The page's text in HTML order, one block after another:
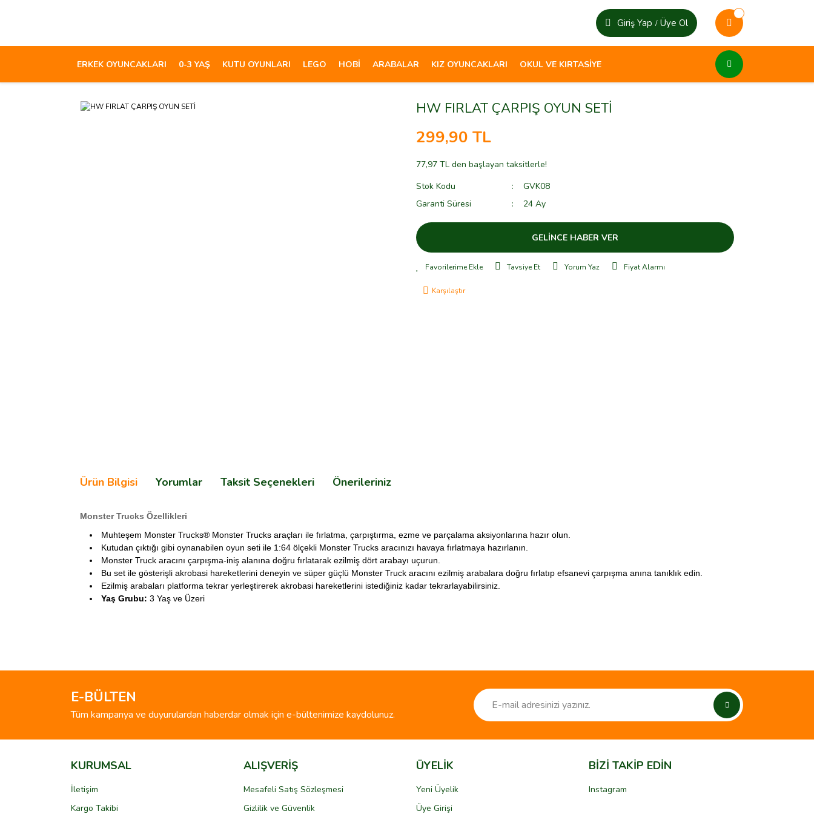
Giriş Yap / Üye Ol
ERKEK OYUNCAKLARI 0-3 YAŞ KUTU OYUNLARI LEGO HOBİ ARABALAR KIZ OYUNCAKLARI OKUL VE KIRTASİYE
HW FIRLAT ÇARPIŞ OYUN SETİ
299,90 TL
77,97 TL den başlayan taksitlerle!
Stok Kodu
GVK08
Garanti Süresi
24 Ay
GELİNCE HABER VER
Tavsiye Et Yorum Yaz Fiyat Alarmı
Karşılaştır
Ürün Bilgisi Yorumlar Taksit Seçenekleri Önerileriniz
Monster Trucks Özellikleri
Muhteşem Monster Trucks® Monster Trucks araçları ile fırlatma, çarpıştırma, ezme ve parçalama aksiyonlarına hazır olun.
Kutudan çıktığı gibi oynanabilen oyun seti ile 1:64 ölçekli Monster Trucks aracınızı havaya fırlatmaya hazırlanın.
Monster Truck aracını çarpışma-iniş alanına doğru fırlatarak ezilmiş dört arabayı uçurun.
Bu set ile gösterişli akrobasi hareketlerini deneyin ve süper güçlü Monster Truck aracını ezilmiş arabalara doğru fırlatıp efsanevi çarpışma anına tanıklık edin.
Ezilmiş arabaları platforma tekrar yerleştirerek akrobasi hareketlerini istediğiniz kadar tekrarlayabilirsiniz.
Yaş Grubu: 3 Yaş ve Üzeri
Ürün resmi kalitesiz, bozuk veya görüntülenemiyor.
Bu ürüne benzer farklı alternatifler olmalı.
E-BÜLTEN
Tüm kampanya ve duyurulardan haberdar olmak için e-bültenimize kaydolunuz.
KURUMSAL
İletişim
Kargo Takibi
ALIŞVERİŞ
Mesafeli Satış Sözleşmesi
Gizlilik ve Güvenlik
ÜYELİK
Yeni Üyelik
Üye Girişi
BİZİ TAKİP EDİN
Instagram